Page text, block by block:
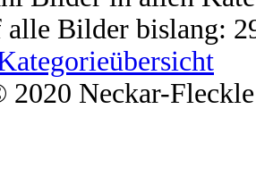
Bilder bislang:
Neckar-